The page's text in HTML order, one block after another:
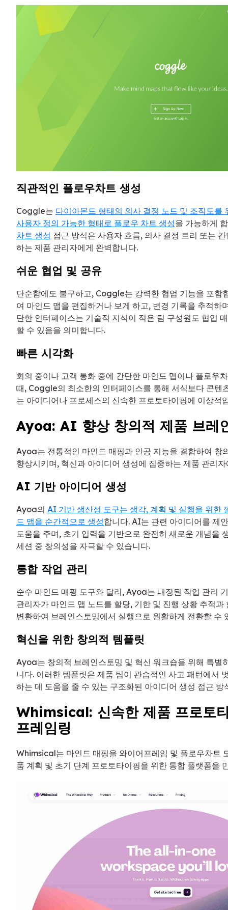
직관적인 플로우차트 생성
Coggle는 다이아몬드 형태의 의사 결정 노드 및 조직도를
사용자 정의 가능한 형태로 플로우 차트 생성을 가능하게
차트 생성 접근 방식은 사용자 흐름, 의사 결정 트리 또는
하는 제품 관리자에게 완벽합니다.
쉬운 협업 및 공유
단순함에도 불구하고, Coggle는 강력한 협업 기능을 포함
여 마인드 맵을 편집하거나 보게 하고, 변경 기록을 추적하
단한 인터페이스는 기술적 지식이 적은 팀 구성원도 협업
할 수 있음을 의미합니다.
빠른 시각화
회의 중이나 고객 통화 중에 간단한 마인드 맵이나 플로우
때, Coggle의 최소한의 인터페이스를 통해 서식보다 콘텐
는 아이디어나 프로세스의 신속한 프로토타이핑에 이상적
Ayoa: AI 향상 창의적 제품 브레
Ayoa는 전통적인 마인드 매핑과 인공 지능을 결합하여 창
향상시키며, 혁신과 아이디어 생성에 집중하는 제품 관리
AI 기반 아이디어 생성
Ayoa의 AI 기반 생산성 도구는 생각, 계획 및 실행을 위한
드 맵을 순간적으로 생성합니다. AI는 관련 아이디어를 제
도움을 주며, 초기 입력을 기반으로 완전히 새로운 개념을
세션 중 창의성을 자극할 수 있습니다.
통합 작업 관리
순수 마인드 매핑 도구와 달리, Ayoa는 내장된 작업 관리
관리자가 마인드 맵 노드를 할당, 기한 및 진행 상황 추적
변환하여 브레인스토밍에서 실행으로 원활하게 전환할 수
혁신을 위한 창의적 템플릿
Ayoa는 창의적 브레인스토밍 및 혁신 워크숍을 위해 특별
니다. 이러한 템플릿은 제품 팀이 관습적인 사고 패턴에서
하는 데 도움을 줄 수 있는 구조화된 아이디어 생성 접근 방
Whimsical: 신속한 제품 프로토
프레임링
Whimsical는 마인드 매핑을 와이어프레임 및 플로우차트
품 계획 및 초기 단계 프로토타이핑을 위한 통합 플랫폼을